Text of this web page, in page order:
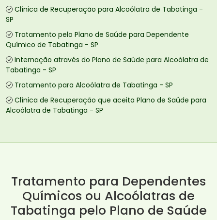
Clínica de Recuperação para Alcoólatra de Tabatinga -
SP
Tratamento pelo Plano de Saúde para Dependente
Químico de Tabatinga - SP
Internação através do Plano de Saúde para Alcoólatra de
Tabatinga - SP
Tratamento para Alcoólatra de Tabatinga - SP
Clínica de Recuperação que aceita Plano de Saúde para
Alcoólatra de Tabatinga - SP
Tratamento para Dependentes
Químicos ou Alcoólatras de
Tabatinga pelo Plano de Saúde